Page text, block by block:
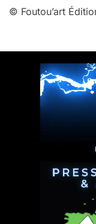
© Foutou’art